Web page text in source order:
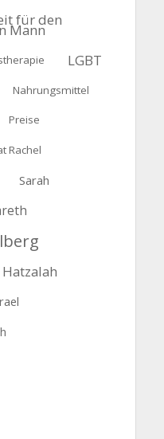
für den
Mann
LGBT
Nahrungsmittel
Preise
Rachel
Sarah